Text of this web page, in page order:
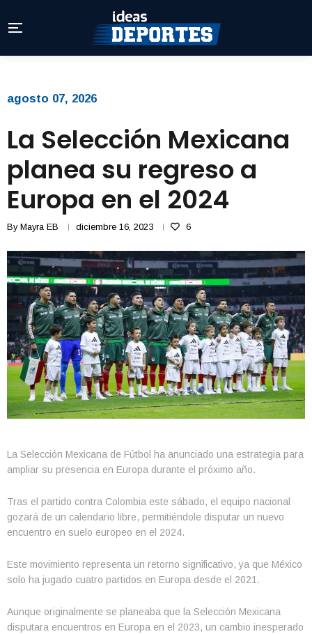
agosto 07, 2026
La Selección Mexicana
planea su regreso a
Europa en el 2024
By Mayra EB diciembre 16, 2023 6
La Selección Mexicana de Fútbol ha anunciado una estrategia para
ampliar su presencia en Europa durante el próximo año.
Tras el partido contra Colombia este sábado, el equipo nacional
gozará de un calendario libre, permitiéndole disputar un nuevo
encuentro en suelo europeo en el 2024.
Este movimiento representa un retorno significativo, ya que México
solo ha jugado cuatro partidos en Europa desde el 2021.
Aunque originalmente se planeaba que la Selección Mexicana
disputara encuentros en Europa en el 2023, un cambio inesperado